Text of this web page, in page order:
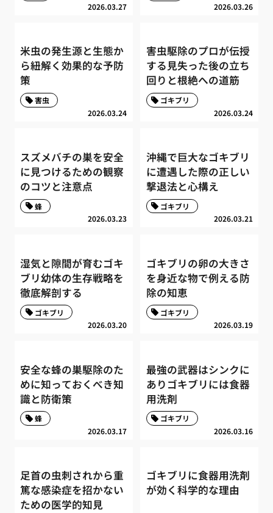
2026.03.27 2026.03.26
米虫の発生源と生態か
ら紐解く効果的な予防
策
2026.03.24
害虫
害虫駆除のプロが伝授
する見失った後の立ち
回りと根絶への道筋
2026.03.24
ゴキブリ
スズメバチの巣を安全
に見つけるための観察
のコツと注意点
2026.03.23
蜂
沖縄で巨大なゴキブリ
に遭遇した際の正しい
撃退法と心構え
2026.03.21
ゴキブリ
湿気と隙間が育むゴキ
ブリ幼体の生存戦略を
徹底解剖する
2026.03.20
ゴキブリ
ゴキブリの卵の大きさ
を身近な物で例える防
除の知恵
2026.03.19
ゴキブリ
安全な蜂の巣駆除のた
めに知っておくべき知
識と防衛策
2026.03.17
蜂
最強の武器はシンクに
ありゴキブリには食器
用洗剤
2026.03.16
ゴキブリ
足首の虫刺されから重
篤な感染症を招かない
ための医学的知見
ゴキブリに食器用洗剤
が効く科学的な理由